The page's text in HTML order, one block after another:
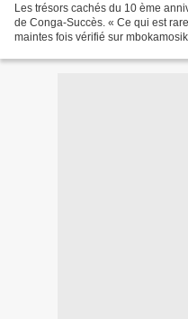
Les trésors cachés du 10 ème
de Conga-Succès. « Ce qui est
maintes fois vérifié sur